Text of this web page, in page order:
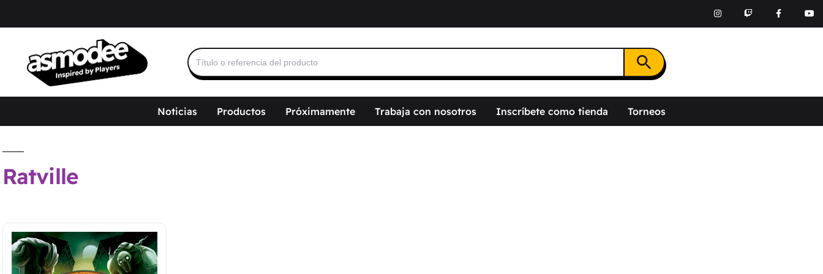
Buscar: Botón de búsqueda
Noticias Productos Próximamente Trabaja con nosotros Inscríbete como tienda Torneos
Ratville